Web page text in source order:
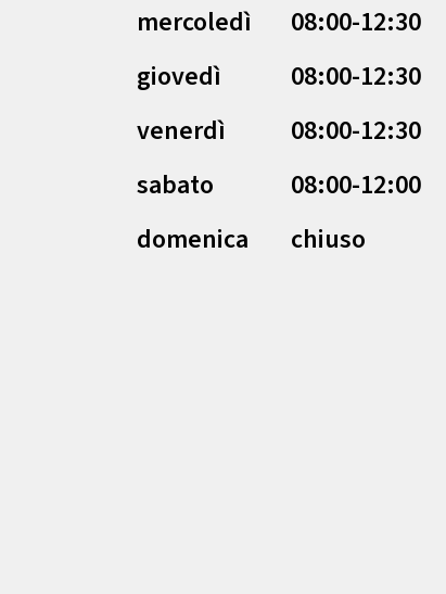
mercoledì
08:00-12:30
giovedì
08:00-12:30
venerdì
08:00-12:30
sabato
08:00-12:00
domenica
chiuso